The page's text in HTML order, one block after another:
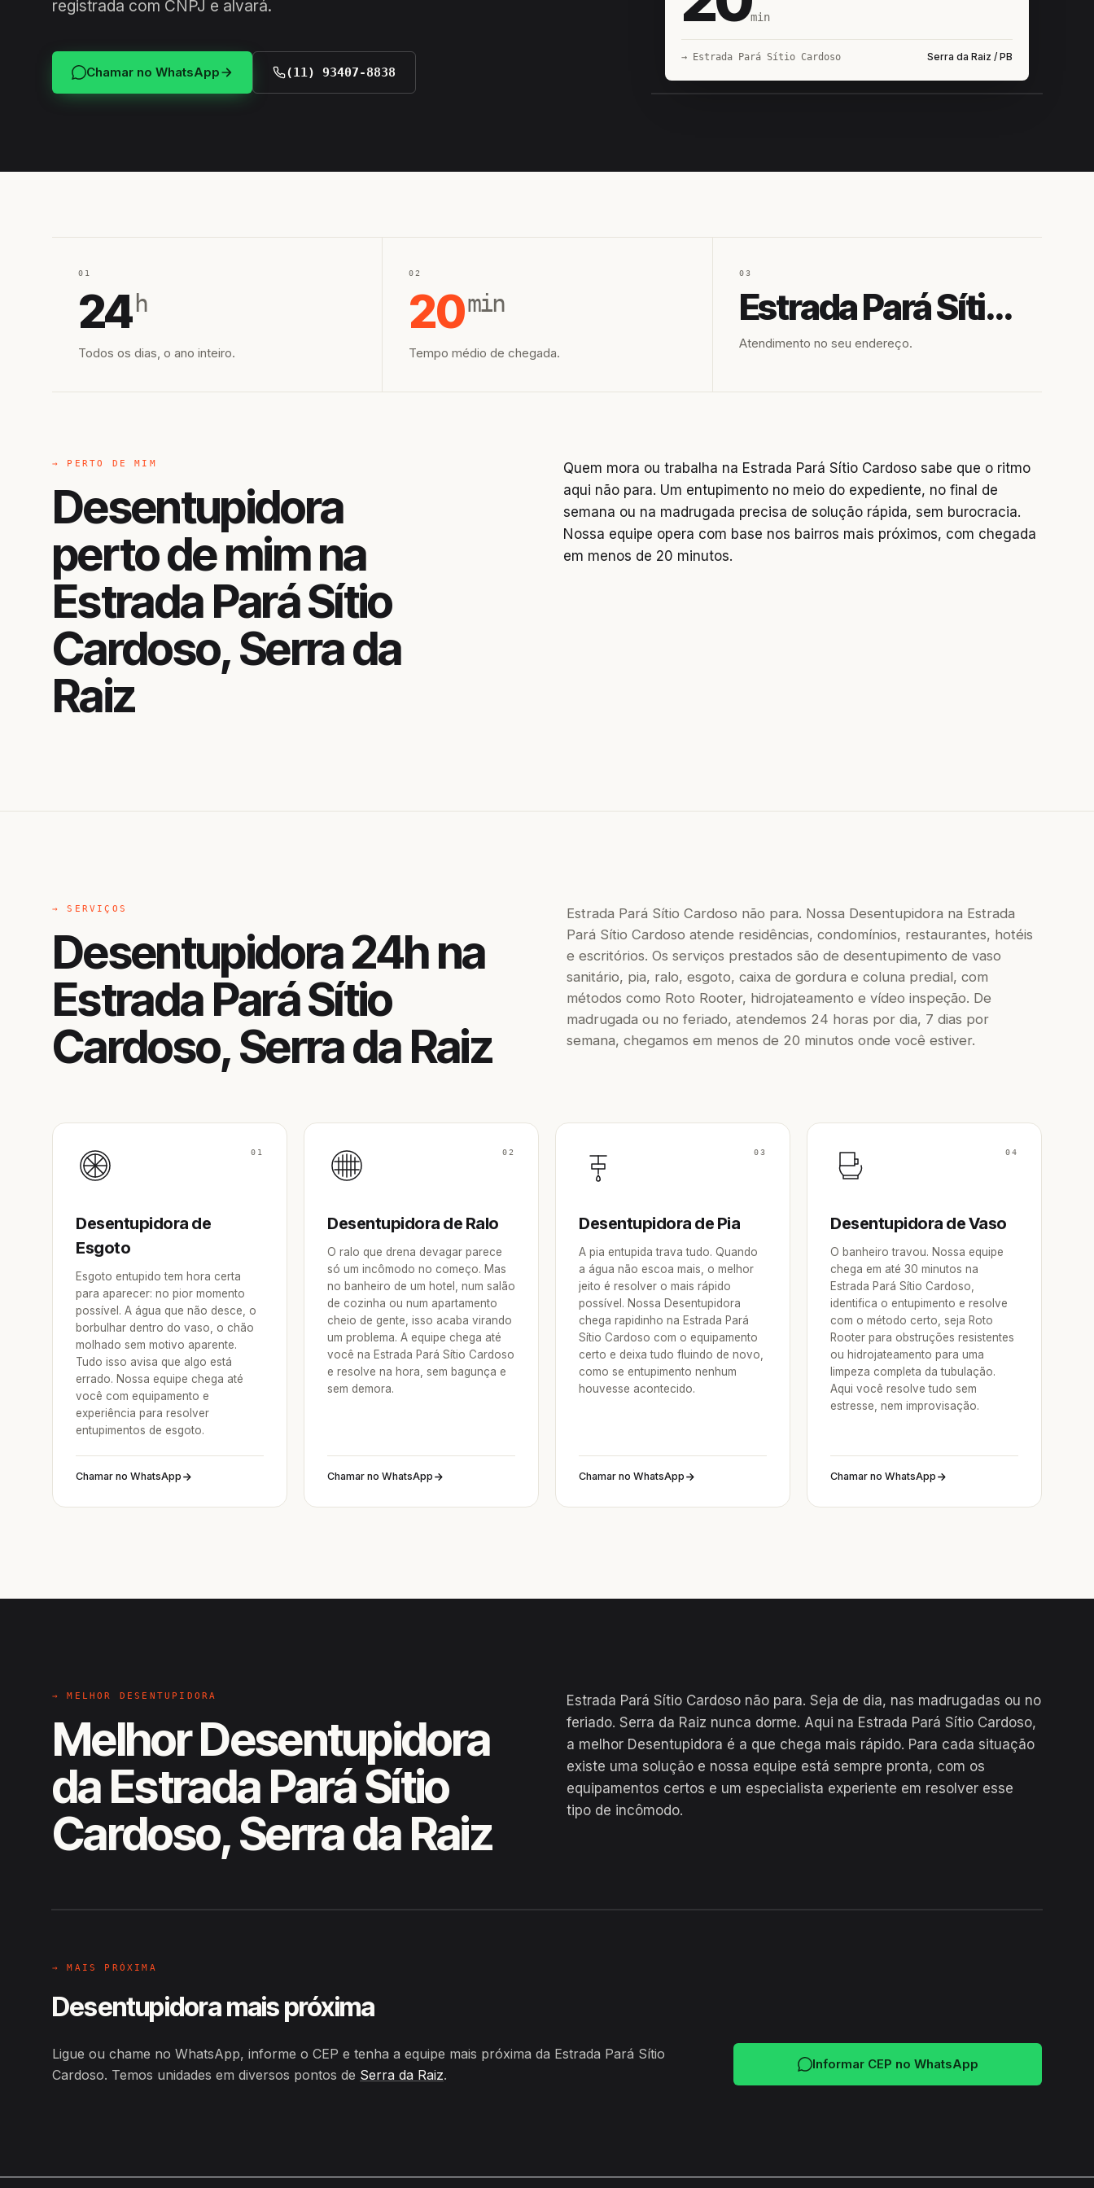
registrada com CNPJ e alvará.
Chamar no WhatsApp (11) 93407-8838
min
→ Estrada Pará Sítio Cardoso Serra da Raiz / PB
01
24 h
Todos os dias, o ano inteiro.
02
20min
Tempo médio de chegada.
03
Estrada Pará Sítio Cardoso
Atendimento no seu endereço.
→ PERTO DE MIM
Desentupidora
perto de mim na
Estrada Pará Sítio
Cardoso, Serra da
Raiz
Quem mora ou trabalha na Estrada Pará Sítio Cardoso sabe que o ritmo
aqui não para. Um entupimento no meio do expediente, no final de
semana ou na madrugada precisa de solução rápida, sem burocracia.
Nossa equipe opera com base nos bairros mais próximos, com chegada
em menos de 20 minutos.
→ SERVIÇOS
Desentupidora 24h na
Estrada Pará Sítio
Cardoso, Serra da Raiz
Estrada Pará Sítio Cardoso não para. Nossa Desentupidora na Estrada
Pará Sítio Cardoso atende residências, condomínios, restaurantes, hotéis
e escritórios. Os serviços prestados são de desentupimento de vaso
sanitário, pia, ralo, esgoto, caixa de gordura e coluna predial, com
métodos como Roto Rooter, hidrojateamento e vídeo inspeção. De
madrugada ou no feriado, atendemos 24 horas por dia, 7 dias por
semana, chegamos em menos de 20 minutos onde você estiver.
01
Desentupidora de
Esgoto
Esgoto entupido tem hora certa
para aparecer: no pior momento
possível. A água que não desce, o
borbulhar dentro do vaso, o chão
molhado sem motivo aparente.
Tudo isso avisa que algo está
errado. Nossa equipe chega até
você com equipamento e
experiência para resolver
entupimentos de esgoto.
Chamar no WhatsApp
02
Desentupidora de Ralo
O ralo que drena devagar parece
só um incômodo no começo. Mas
no banheiro de um hotel, num salão
de cozinha ou num apartamento
cheio de gente, isso acaba virando
um problema. A equipe chega até
você na Estrada Pará Sítio Cardoso
e resolve na hora, sem bagunça e
sem demora.
Chamar no WhatsApp
03
Desentupidora de Pia
A pia entupida trava tudo. Quando
a água não escoa mais, o melhor
jeito é resolver o mais rápido
possível. Nossa Desentupidora
chega rapidinho na Estrada Pará
Sítio Cardoso com o equipamento
certo e deixa tudo fluindo de novo,
como se entupimento nenhum
houvesse acontecido.
Chamar no WhatsApp
04
Desentupidora de Vaso
O banheiro travou. Nossa equipe
chega em até 30 minutos na
Estrada Pará Sítio Cardoso,
identifica o entupimento e resolve
com o método certo, seja Roto
Rooter para obstruções resistentes
ou hidrojateamento para uma
limpeza completa da tubulação.
Aqui você resolve tudo sem
estresse, nem improvisação.
Chamar no WhatsApp
→ MELHOR DESENTUPIDORA
Melhor Desentupidora
da Estrada Pará Sítio
Cardoso, Serra da Raiz
Estrada Pará Sítio Cardoso não para. Seja de dia, nas madrugadas ou no
feriado. Serra da Raiz nunca dorme. Aqui na Estrada Pará Sítio Cardoso,
a melhor Desentupidora é a que chega mais rápido. Para cada situação
existe uma solução e nossa equipe está sempre pronta, com os
equipamentos certos e um especialista experiente em resolver esse
tipo de incômodo.
EM CAMPO
→ MAIS PRÓXIMA
Desentupidora mais próxima
Ligue ou chame no WhatsApp, informe o CEP e tenha a equipe mais próxima da Estrada Pará Sítio
Cardoso. Temos unidades em diversos pontos de Serra da Raiz.
Informar CEP no WhatsApp